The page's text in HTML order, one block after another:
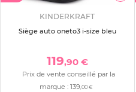
KINDERKRAFT
Siège auto oneto3 i-size bleu
119,90 €
Prix de vente conseillé par la
marque : 139,00 €